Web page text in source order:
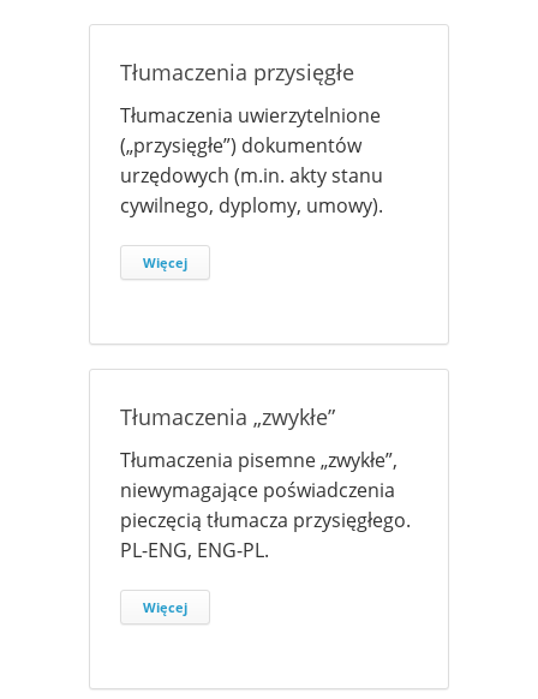
Tłumaczenia przysięgłe
Tłumaczenia uwierzytelnione
(„przysięgłe”) dokumentów
urzędowych (m.in. akty stanu
cywilnego, dyplomy, umowy).
Więcej
Tłumaczenia „zwykłe”
Tłumaczenia pisemne „zwykłe”,
niewymagające poświadczenia
pieczęcią tłumacza przysięgłego.
PL-ENG, ENG-PL.
Więcej